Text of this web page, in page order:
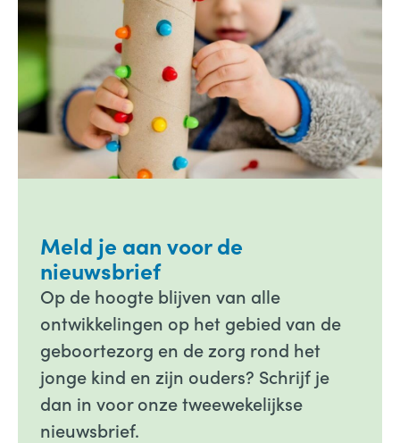
Meld je aan voor de
nieuwsbrief
Op de hoogte blijven van alle
ontwikkelingen op het gebied van de
geboortezorg en de zorg rond het
jonge kind en zijn ouders? Schrijf je
dan in voor onze tweewekelijkse
nieuwsbrief.